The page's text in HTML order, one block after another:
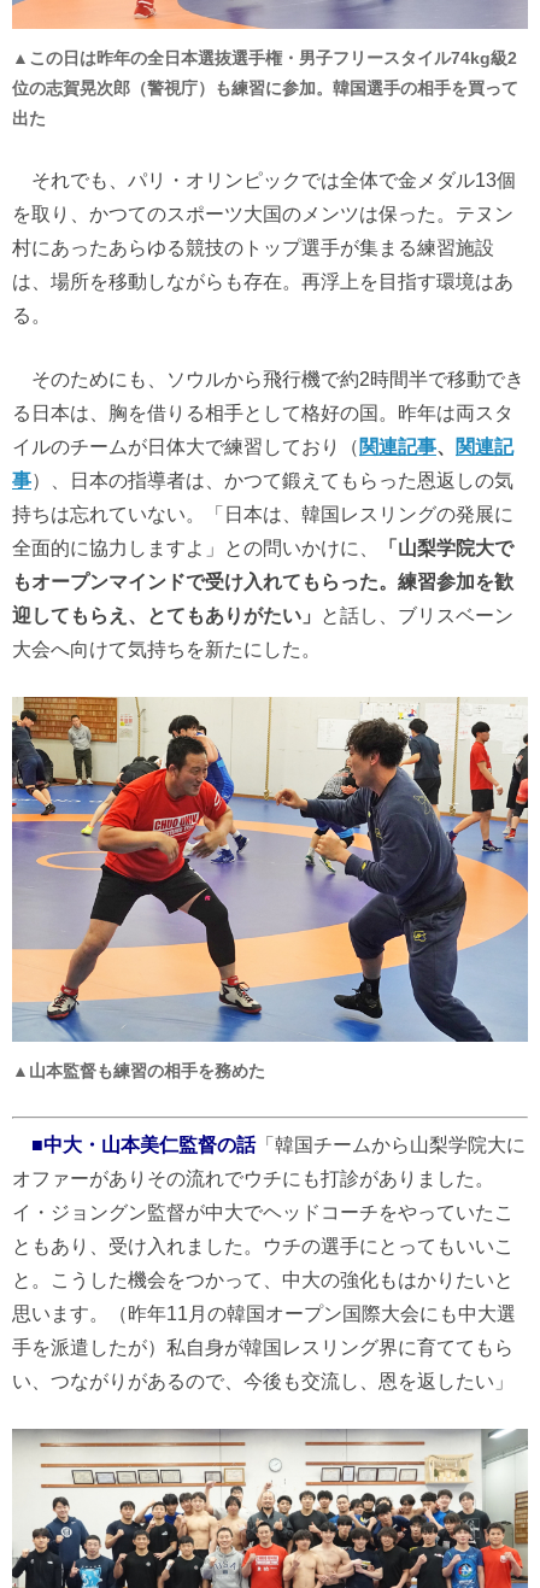
▲この日は昨年の全日本選抜選手権・男子フリースタイル74kg級2
位の志賀晃次郎（警視庁）も練習に参加。韓国選手の相手を買って
出た
それでも、パリ・オリンピックでは全体で金メダル13個
を取り、かつてのスポーツ大国のメンツは保った。テヌン
村にあったあらゆる競技のトップ選手が集まる練習施設
は、場所を移動しながらも存在。再浮上を目指す環境はあ
る。
そのためにも、ソウルから飛行機で約2時間半で移動でき
る日本は、胸を借りる相手として格好の国。昨年は両スタ
イルのチームが日体大で練習しており（ 関連記事、
関連記
事）、日本の指導者は、かつて鍛えてもらった恩返しの気
持ちは忘れていない。「日本は、韓国レスリングの発展に
全面的に協力しますよ」との問いかけに、
「山梨学院大で
もオープンマインドで受け入れてもらった。練習参加を歓
迎してもらえ、とてもありがたい」
と話し、ブリスベーン
大会へ向けて気持ちを新たにした。
▲山本監督も練習の相手を務めた
■中大・山本美仁監督の話「韓国チームから山梨学院大に
オファーがありその流れでウチにも打診がありました。
イ・ジョングン監督が中大でヘッドコーチをやっていたこ
ともあり、受け入れました。ウチの選手にとってもいいこ
と。こうした機会をつかって、中大の強化もはかりたいと
思います。（昨年11月の韓国オープン国際大会にも中大選
手を派遣したが）私自身が韓国レスリング界に育ててもら
い、つながりがあるので、今後も交流し、恩を返したい」